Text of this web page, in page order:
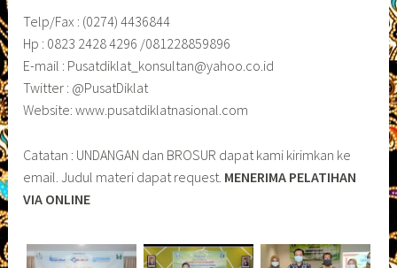
Telp/Fax : (0274) 4436844
Hp : 0823 2428 4296 /081228859896
E-mail : Pusatdiklat_konsultan@yahoo.co.id
Twitter : @PusatDiklat
Website: www.pusatdiklatnasional.com
Catatan : UNDANGAN dan BROSUR dapat kami kirimkan ke
email. Judul materi dapat request. MENERIMA PELATIHAN
VIA ONLINE